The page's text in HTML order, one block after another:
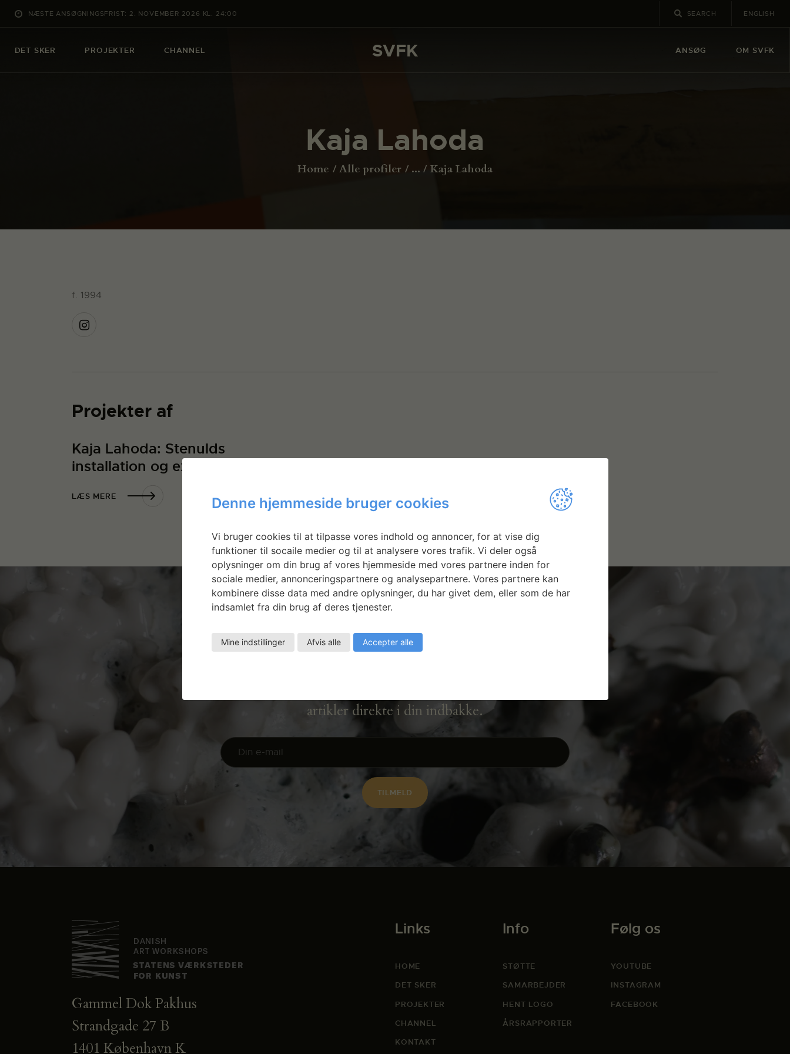
NÆSTE ANSØGNINGSFRIST: 2. NOVEMBER 2026 KL. 24:00 ENGLISH
DET SKER PROJEKTER CHANNEL SVFK ANSØG OM SVFK
Kaja Lahoda
Home Alle profiler ... Kaja Lahoda
SVFK
PROJEKTER
OM SVFK
ENGLISH
f. 1994
Projekter af
Kaja Lahoda: Stenulds
installation og exoskelet
LÆS MERE
Nyhedsbrev
artikler direkte i din indbakke.
Gammel Dok Pakhus
Strandgade 27 B
1401 København K
Links
HOME
DET SKER
PROJEKTER
CHANNEL
KONTAKT
Info
STØTTE
SAMARBEJDER
HENT LOGO
ÅRSRAPPORTER
Følg os
YOUTUBE
INSTAGRAM
FACEBOOK
Denne hjemmeside bruger cookies
Vi bruger cookies til at tilpasse vores indhold og annoncer, for at vise dig
funktioner til socaile medier og til at analysere vores trafik. Vi deler også
oplysninger om din brug af vores hjemmeside med vores partnere inden for
sociale medier, annonceringspartnere og analysepartnere. Vores partnere kan
kombinere disse data med andre oplysninger, du har givet dem, eller som de har
indsamlet fra din brug af deres tjenester.
Mine indstillinger Afvis alle Accepter alle